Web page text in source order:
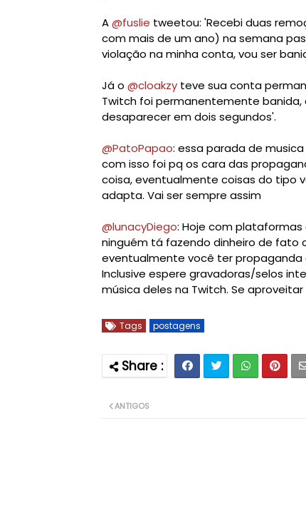
A @fuslie tweetou: 'Recebi duas
com mais de um ano) na semana
violação na minha conta, vou ser
Já o @cloakzy teve sua conta
Twitch foi permanentemente
desaparecer em dois segundos'.
@PatoPapao: essa parada de
com isso foi pq os cara das
coisa, eventualmente coisas do tipo
adapta. Vai ser sempre assim
@lunacyDiego: Hoje com
ninguém tá fazendo dinheiro de fato
Inclusive espere gravadoras/selos
música deles na Twitch. Se
Tags postagens
ANTIGOS